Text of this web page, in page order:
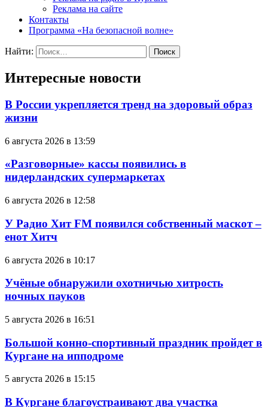
Реклама на сайте
Контакты
Программа «На безопасной волне»
Найти:
Интересные новости
В России укрепляется тренд на здоровый образ
жизни
6 августа 2026 в 13:59
«Разговорные» кассы появились в
нидерландских супермаркетах
6 августа 2026 в 12:58
У Радио Хит FM появился собственный маскот –
енот Хитч
6 августа 2026 в 10:17
Учёные обнаружили охотничью хитрость
ночных пауков
5 августа 2026 в 16:51
Большой конно-спортивный праздник пройдет в
Кургане на ипподроме
5 августа 2026 в 15:15
В Кургане благоустраивают два участка